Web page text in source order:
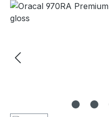
Bildergalerie überspringen